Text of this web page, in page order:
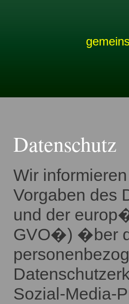
Datenschutz
Wir
Vorgaben des
und der
GVO�) �ber
Sozial-Media-